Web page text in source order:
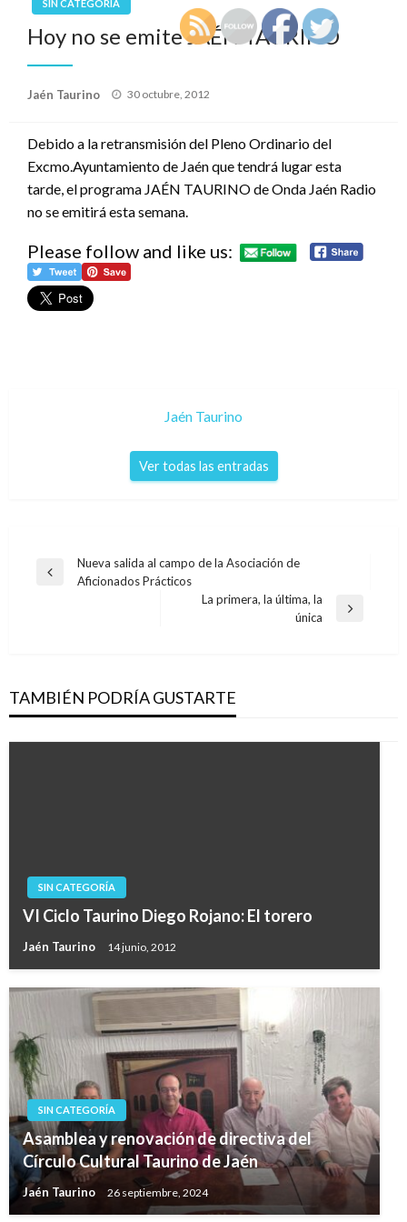
SIN CATEGORÍA
Hoy no se emite JAÉN TAURINO
Jaén Taurino
Publicado
30 octubre, 2012
Debido a la retransmisión del Pleno Ordinario del
Excmo.Ayuntamiento de Jaén que tendrá lugar esta
tarde, el programa JAÉN TAURINO de Onda Jaén Radio
no se emitirá esta semana.
Please follow and like us:
Jaén Taurino
Ver todas las entradas
Navegación
Entrada
Nueva salida al campo de la Asociación de
Aficionados Prácticos
La primera, la última, la
única
TAMBIÉN PODRÍA GUSTARTE
SIN CATEGORÍA
VI Ciclo Taurino Diego Rojano: El torero
Jaén Taurino 14 junio, 2012
SIN CATEGORÍA
Asamblea y renovación de directiva del
Círculo Cultural Taurino de Jaén
Jaén Taurino 26 septiembre, 2024